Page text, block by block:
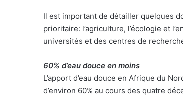
Il est important de détailler quelques
prioritaire: l’agriculture, l’écologie et
universités et des centres de
60% d’eau douce en moins
L’apport d’eau douce en Afrique du
d’environ 60% au cours des quatre